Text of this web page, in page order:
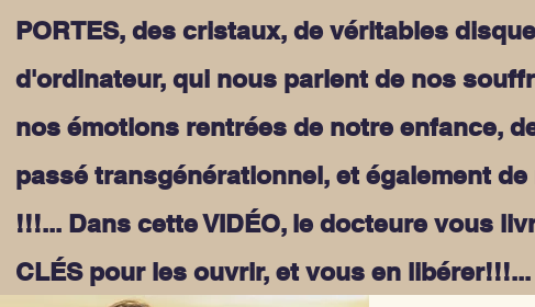
PORTES, des cristaux, de véritables
d'ordinateur, qui nous parlent de nos
nos émotions rentrées de notre enfance,
passé transgénérationnel, et également de
!!!... Dans cette VIDÉO, le docteure vous
CLÉS pour les ouvrir, et vous en libérer!!!...